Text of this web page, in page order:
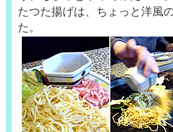
たつた揚げは、ちょっと洋風
た。